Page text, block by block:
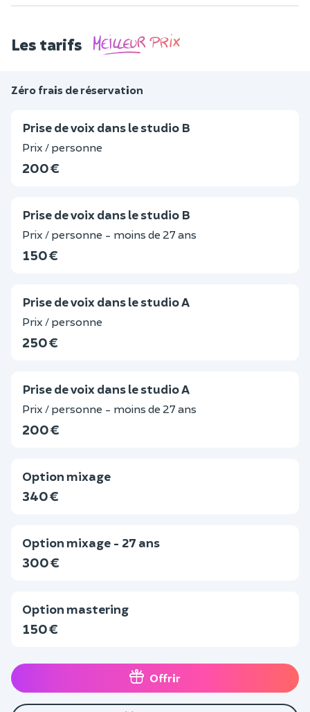
Les tarifs
Zéro frais de réservation
Prise de voix dans le studio B
Prix / personne
200 €
Prise de voix dans le studio B
Prix / personne - moins de 27 ans
150 €
Prise de voix dans le studio A
Prix / personne
250 €
Prise de voix dans le studio A
Prix / personne - moins de 27 ans
200 €
Option mixage
340 €
Option mixage - 27 ans
300 €
Option mastering
150 €
Offrir